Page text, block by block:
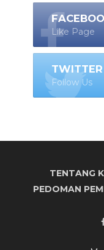
Like Page
TWITTER
Follow Us
TENTANG
PEDOMAN